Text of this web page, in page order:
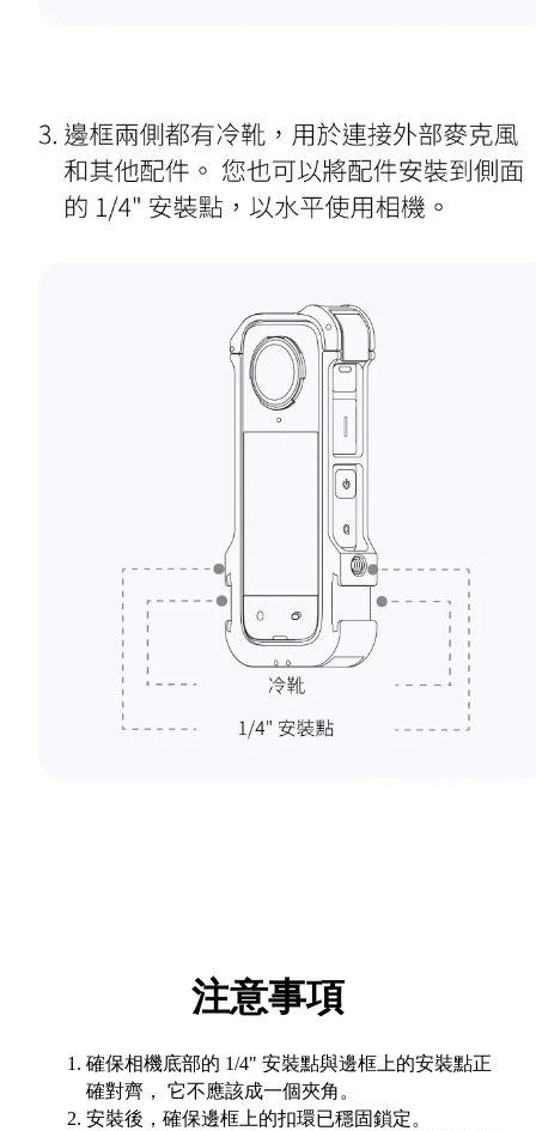
注意事項
確保相機底部的 1/4" 安裝點與邊框上的安裝點正
確對齊， 它不應該成一個夾角。
安裝後，確保邊框上的扣環已穩固鎖定。